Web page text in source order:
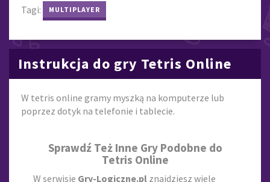
Tagi:
MULTIPLAYER
Instrukcja do gry Tetris Online
W tetris online gramy myszką na komputerze lub
poprzez dotyk na telefonie i tablecie.
Sprawdź Też Inne Gry Podobne do
Tetris Online
W serwisie Gry-Logiczne.pl znajdziesz wiele